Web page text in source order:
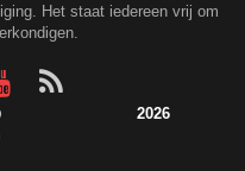
Het staat iedereen vrij om
2026